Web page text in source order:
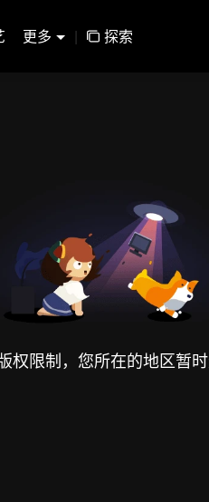
更多 | 探索
权限制，您所在的地区暂